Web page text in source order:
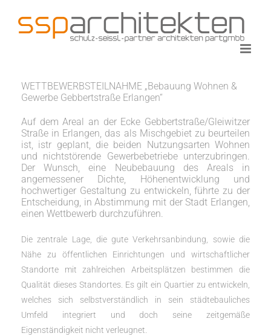
Inhalt
springen
WETTBEWERBSTEILNAHME „Bebauung Wohnen &
Gewerbe Gebbertstraße Erlangen“
Auf dem Areal an der Ecke Gebbertstraße/Gleiwitzer
Straße in Erlangen, das als Mischgebiet zu beurteilen
ist, istr geplant, die beiden Nutzungsarten Wohnen
und nichtstörende Gewerbebetriebe unterzubringen.
Der Wunsch, eine Neubebauung des Areals in
angemessener Dichte, Höhenentwicklung und
hochwertiger Gestaltung zu entwickeln, führte zu der
Entscheidung, in Abstimmung mit der Stadt Erlangen,
einen Wettbewerb durchzuführen.
Die zentrale Lage, die gute Verkehrsanbindung, sowie die
Nähe zu öffentlichen Einrichtungen und wirtschaftlicher
Standorte mit zahlreichen Arbeitsplätzen bestimmen die
Qualität dieses Standortes. Es gilt ein Quartier zu entwickeln,
welches sich selbstverständlich in sein städtebauliches
Umfeld integriert und doch seine zeitgemäße
Eigenständigkeit nicht verleugnet.